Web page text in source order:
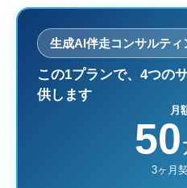
生成AI伴走コンサルティ
この1プランで、4つの
供します
月
50
3ヶ月